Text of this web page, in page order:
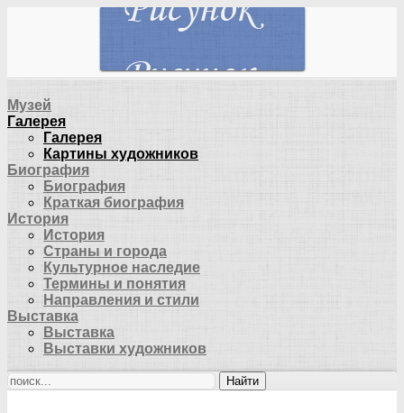
Музей
Галерея
Галерея
Картины художников
Биография
Биография
Краткая биография
История
История
Страны и города
Культурное наследие
Термины и понятия
Направления и стили
Выставка
Выставка
Выставки художников
Найти